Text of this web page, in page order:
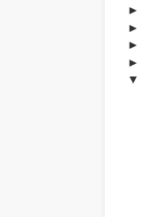
►
►
►
►
▼